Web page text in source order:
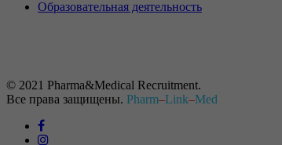
Образовательная деятельность
© 2021 Pharma&Medical Recruitment.
Все права защищены. Pharm–Link–Med